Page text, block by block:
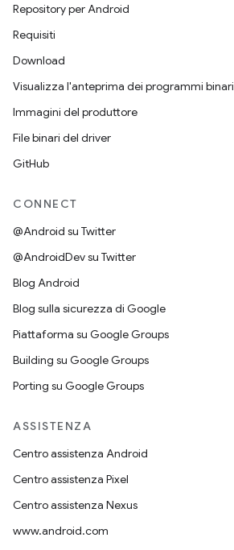
Repository per Android
Requisiti
Download
Visualizza l'anteprima dei programmi binari
Immagini del produttore
File binari del driver
GitHub
CONNECT
@Android su Twitter
@AndroidDev su Twitter
Blog Android
Blog sulla sicurezza di Google
Piattaforma su Google Groups
Building su Google Groups
Porting su Google Groups
ASSISTENZA
Centro assistenza Android
Centro assistenza Pixel
Centro assistenza Nexus
www.android.com